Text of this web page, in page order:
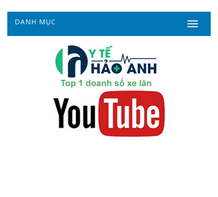
DANH MỤC